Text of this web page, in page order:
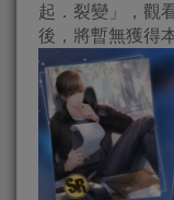
起．裂變」，觀
後，將暫無獲得